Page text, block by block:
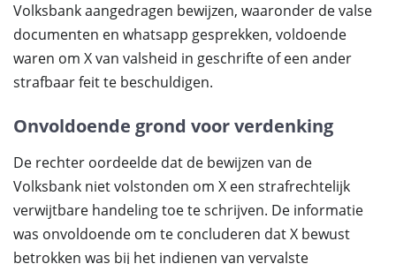
Volksbank aangedragen bewijzen, waaronder de valse
documenten en whatsapp gesprekken, voldoende
waren om X van valsheid in geschrifte of een ander
strafbaar feit te beschuldigen.
Onvoldoende grond voor verdenking
De rechter oordeelde dat de bewijzen van de
Volksbank niet volstonden om X een strafrechtelijk
verwijtbare handeling toe te schrijven. De informatie
was onvoldoende om te concluderen dat X bewust
betrokken was bij het indienen van vervalste